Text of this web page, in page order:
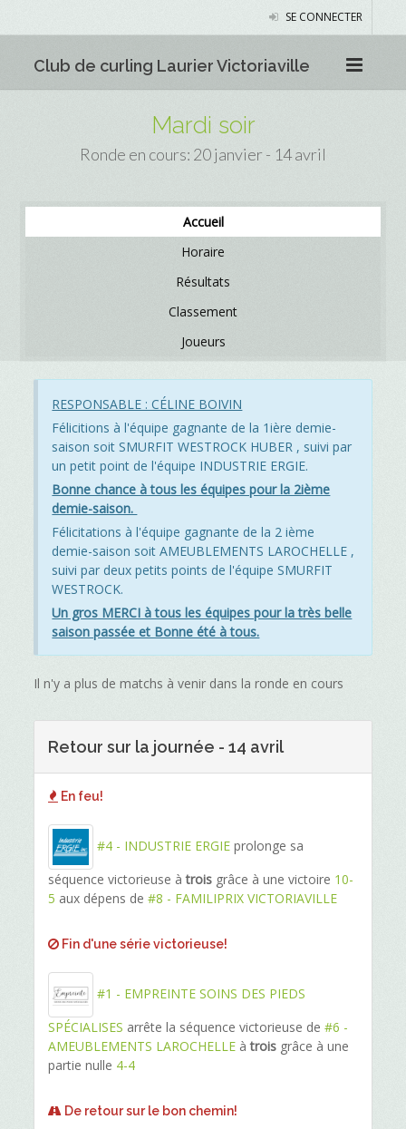
SE CONNECTER
Club de curling Laurier Victoriaville
Mardi soir
Ronde en cours: 20 janvier - 14 avril
Accueil
Horaire
Résultats
Classement
Joueurs
RESPONSABLE : CÉLINE BOIVIN
Félicitions à l'équipe gagnante de la 1ière demie-
saison soit SMURFIT WESTROCK HUBER , suivi par
un petit point de l'équipe INDUSTRIE ERGIE.
Bonne chance à tous les équipes pour la 2ième
demie-saison.
Félicitations à l'équipe gagnante de la 2 ième
demie-saison soit AMEUBLEMENTS LAROCHELLE ,
suivi par deux petits points de l'équipe SMURFIT
WESTROCK.
Un gros MERCI à tous les équipes pour la très belle
saison passée et Bonne été à tous.
Il n'y a plus de matchs à venir dans la ronde en cours
Retour sur la journée - 14 avril
En feu!
#4 - INDUSTRIE ERGIE prolonge sa
séquence victorieuse àtrois grâce à une victoire 10-
5 aux dépens de#8 - FAMILIPRIX VICTORIAVILLE
Fin d'une série victorieuse!
#1 - EMPREINTE SOINS DES PIEDS
SPÉCIALISES arrête la séquence victorieuse de#6 -
AMEUBLEMENTS LAROCHELLE àtrois grâce à une
partie nulle 4-4
De retour sur le bon chemin!